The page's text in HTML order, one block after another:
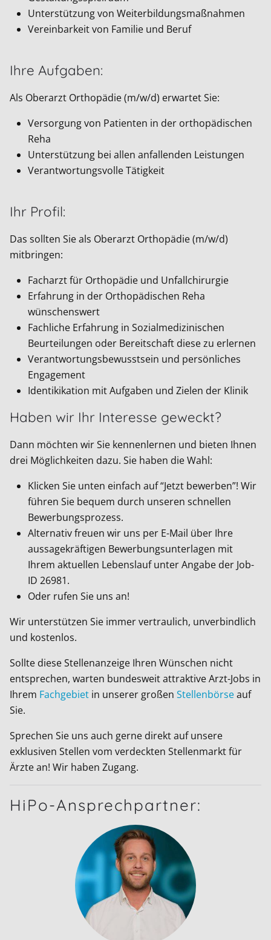
Unterstützung von Weiterbildungsmaßnahmen
Vereinbarkeit von Familie und Beruf
Ihre Aufgaben:
Als Oberarzt Orthopädie (m/w/d) erwartet Sie:
Versorgung von Patienten in der orthopädischen
Reha
Unterstützung bei allen anfallenden Leistungen
Verantwortungsvolle Tätigkeit
Ihr Profil:
Das sollten Sie als Oberarzt Orthopädie (m/w/d)
mitbringen:
Facharzt für Orthopädie und Unfallchirurgie
Erfahrung in der Orthopädischen Reha
wünschenswert
Fachliche Erfahrung in Sozialmedizinischen
Beurteilungen oder Bereitschaft diese zu erlernen
Verantwortungsbewusstsein und persönliches
Engagement
Identikikation mit Aufgaben und Zielen der Klinik
Haben wir Ihr Interesse geweckt?
Dann möchten wir Sie kennenlernen und bieten Ihnen
drei Möglichkeiten dazu. Sie haben die Wahl:
Klicken Sie unten einfach auf “Jetzt bewerben”! Wir
führen Sie bequem durch unseren schnellen
Bewerbungsprozess.
Alternativ freuen wir uns per E-Mail über Ihre
aussagekräftigen Bewerbungsunterlagen mit
Ihrem aktuellen Lebenslauf unter Angabe der Job-
ID 26981.
Oder rufen Sie uns an!
Wir unterstützen Sie immer vertraulich, unverbindlich
und kostenlos.
Sollte diese Stellenanzeige Ihren Wünschen nicht
entsprechen, warten bundesweit attraktive Arzt-Jobs in
Ihrem Fachgebiet in unserer großen Stellenbörseauf
Sie.
Sprechen Sie uns auch gerne direkt auf unsere
exklusiven Stellen vom verdeckten Stellenmarkt für
Ärzte an! Wir haben Zugang.
HiPo-Ansprechpartner: